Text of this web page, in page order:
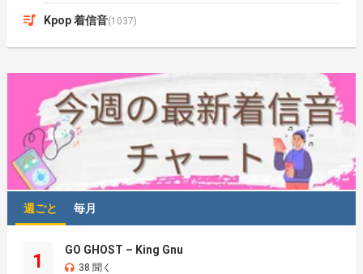
Kpop 着信音(1037)
週ごと 毎月
1
GO GHOST – King Gnu
38 聞く